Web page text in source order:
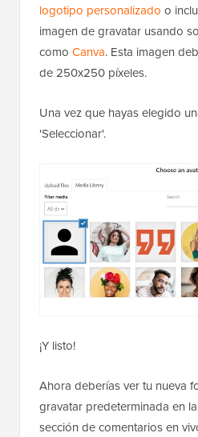
logotipo personalizado o
imagen de gravatar usando
como Canva. Esta imagen
de 250x250 píxeles.
Una vez que hayas elegido
'Seleccionar'.
¡Y listo!
Ahora deberías ver tu nueva
gravatar predeterminada en
sección de comentarios en